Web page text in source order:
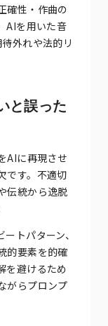
確性・作曲の
AIを用いた音
外れや法的リ
と誤った
AIに再現させ
です。不適切
伝統から逸脱
トパターン、
的要素を的確
を避けるため
がらプロンプ